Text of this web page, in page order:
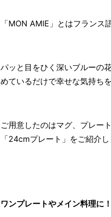
「MON AMIE」とはフランス
パッと目をひく深いブルーの
めているだけで幸せな気持ち
ご用意したのはマグ、プレー
「24cmプレート」をご紹介し
ワンプレートやメイン料理に